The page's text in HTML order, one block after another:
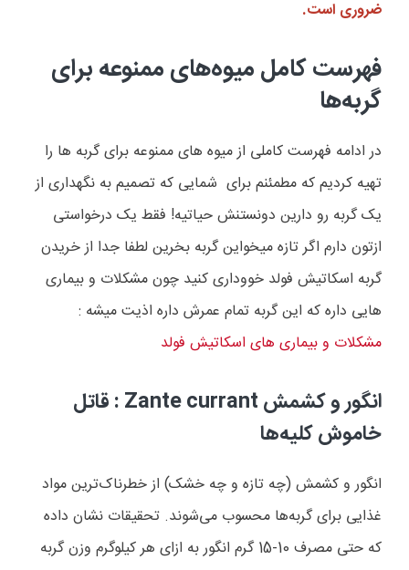
ضروری است.
فهرست کامل میوه‌های ممنوعه برای
گربه‌ها
در ادامه فهرست کاملی از میوه های ممنوعه برای گربه ها را
تهیه کردیم که مطمئنم برای شمایی که تصمیم به نگهداری از
یک گربه رو دارین دونستنش حیاتیه! فقط یک درخواستی
ازتون دارم اگر تازه میخواین گربه بخرین لطفا جدا از خریدن
گربه اسکاتیش فولد خووداری کنید چون مشکلات و بیماری
هایی داره که این گربه تمام عمرش داره اذیت میشه :
مشکلات و بیماری های اسکاتیش فولد
انگور و کشمش Zante currant : قاتل
خاموش کلیه‌ها
انگور و کشمش (چه تازه و چه خشک) از خطرناک‌ترین مواد
غذایی برای گربه‌ها محسوب می‌شوند. تحقیقات نشان داده
که حتی مصرف 10-15 گرم انگور به ازای هر کیلوگرم وزن گربه